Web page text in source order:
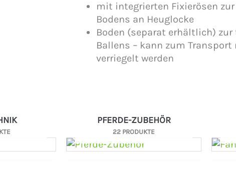
mit integrierten Fixierösen
Bodens an Heuglocke
Boden (separat erhältlich) zur
Ballens – kann zum
verriegelt werden
PFERDE-ZUBEHÖR
22 PRODUKTE